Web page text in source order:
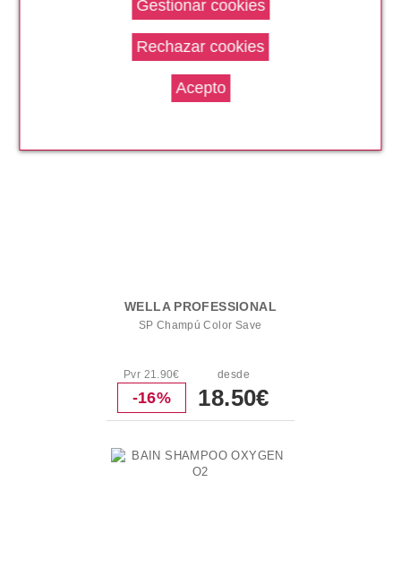
Quebradizo
-45% 4.99€
WELLA PROFESSIONAL
SP Champú Color Save
Pvr 21.90€
-16%
desde
18.50€